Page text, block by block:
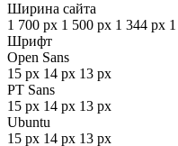
Ширина сайта
1 700 px 1 500 px 1 344 px
Шрифт
Open Sans
15 px 14 px 13 px
PT Sans
15 px 14 px 13 px
Ubuntu
15 px 14 px 13 px